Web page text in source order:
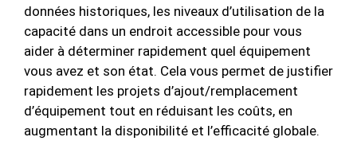
données historiques, les niveaux d’utilisation de la
capacité dans un endroit accessible pour vous
aider à déterminer rapidement quel équipement
vous avez et son état. Cela vous permet de justifier
rapidement les projets d’ajout/remplacement
d’équipement tout en réduisant les coûts, en
augmentant la disponibilité et l’efficacité globale.